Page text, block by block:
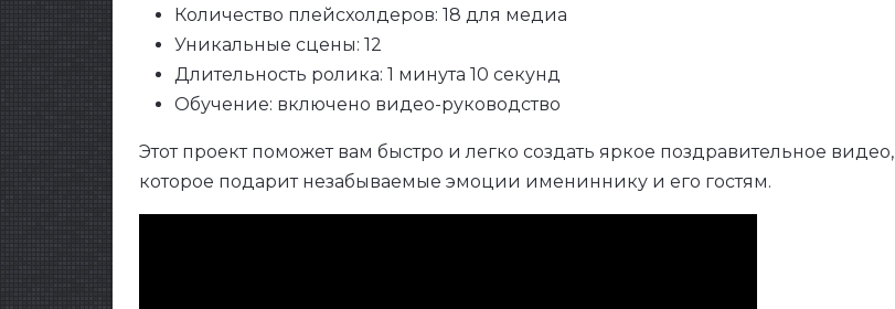
Количество плейсхолдеров: 18 для медиа
Уникальные сцены: 12
Длительность ролика: 1 минута 10 секунд
Обучение: включено видео-руководство
Этот проект поможет вам быстро и легко создать яркое поздравительное видео,
которое подарит незабываемые эмоции имениннику и его гостям.